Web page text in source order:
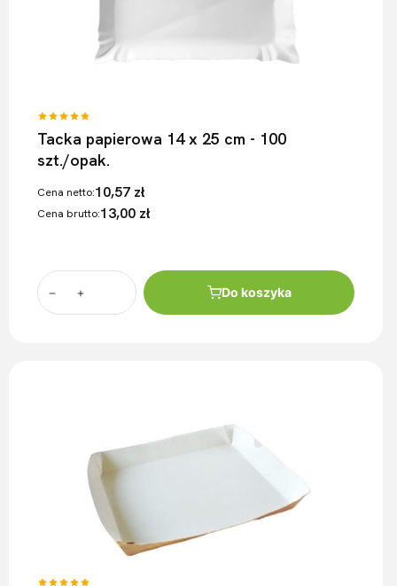
Tacka papierowa 14 x 25 cm - 100
szt./opak.
Cena netto:10,57 zł
Cena brutto:13,00 zł
Do koszyka